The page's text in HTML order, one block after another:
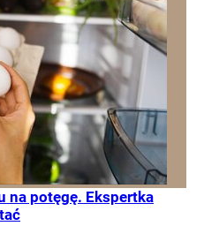
na potęgę. Ekspertka